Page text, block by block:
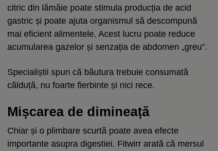
citric din lămâie poate stimula producția de acid
gastric și poate ajuta organismul să descompună
mai eficient alimentele. Acest lucru poate reduce
acumularea gazelor și senzația de abdomen „greu”.
Specialiștii spun că băutura trebuie consumată
călduță, nu foarte fierbinte și nici rece.
Mișcarea de dimineață
Chiar și o plimbare scurtă poate avea efecte
importante asupra digestiei. Fitwirr arată că mersul